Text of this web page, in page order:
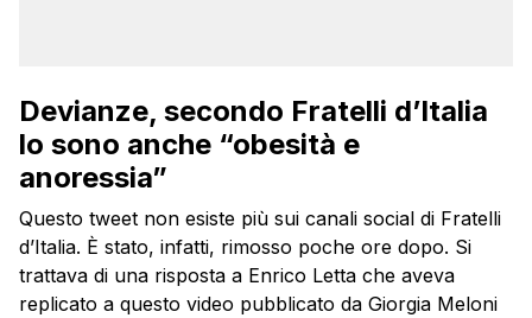
Devianze, secondo Fratelli d’Italia
lo sono anche “obesità e
anoressia”
Questo tweet non esiste più sui canali social di Fratelli
d’Italia. È stato, infatti, rimosso poche ore dopo. Si
trattava di una risposta a Enrico Letta che aveva
replicato a questo video pubblicato da Giorgia Meloni